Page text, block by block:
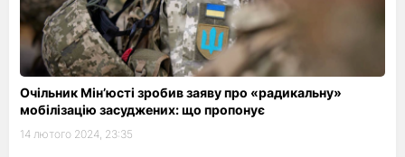
Очільник Мін’юсті зробив заяву про «радикальну»
мобілізацію засуджених: що пропонує
14 лютого 2024, 23:35